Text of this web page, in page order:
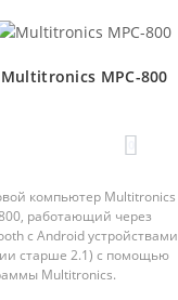
Multitronics MPC-800
компьютер Multitronics
работающий через
с Android устройствами
старше 2.1) с помощью
Multitronics.